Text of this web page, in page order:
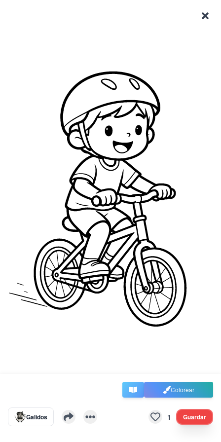
Colorear
Galidos 1 Guardar